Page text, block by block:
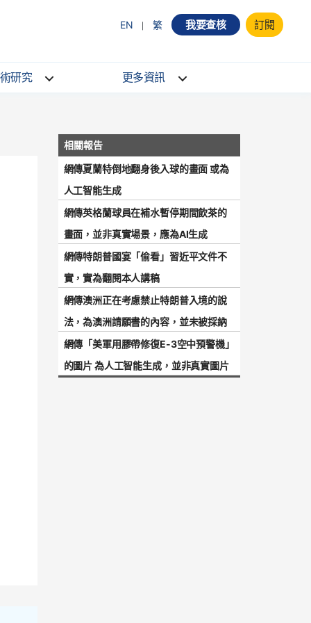
EN 繁 我要查核 訂閱
研究 更多資訊
網傳夏蘭特倒地翻身後入球的畫面 或為
人工智能生成
網傳英格蘭球員在補水暫停期間飲茶的
畫面，並非真實場景，應為AI生成
網傳特朗普國宴「偷看」習近平文件不
實，實為翻閱本人講稿
網傳澳洲正在考慮禁止特朗普入境的說
法，為澳洲請願書的內容，並未被採納
網傳「美軍用膠帶修復E-3空中預警機」
的圖片 為人工智能生成，並非真實圖片